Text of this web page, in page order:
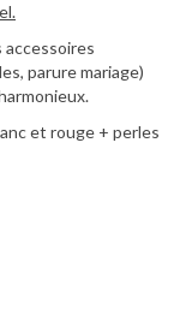
accessoires
parure mariage)
et rouge + perles